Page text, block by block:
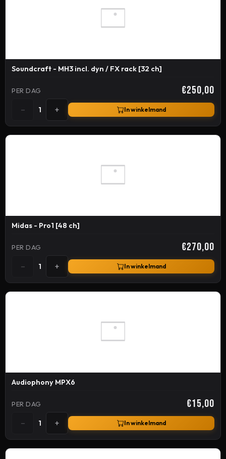
Soundcraft - MH3 incl. dyn / FX rack [32 ch]
PER DAG €250,00
− 1 + In winkelmand
Midas - Pro1 [48 ch]
PER DAG €270,00
− 1 + In winkelmand
Audiophony MPX6
PER DAG €15,00
− 1 + In winkelmand